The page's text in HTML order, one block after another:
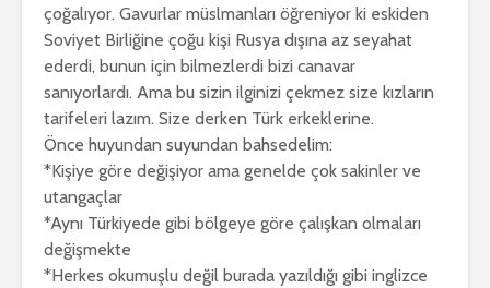
çoğalıyor. Gavurlar müslmanları öğreniyor ki eskiden
Soviyet Birliğine çoğu kişi Rusya dışına az seyahat
ederdi, bunun için bilmezlerdi bizi canavar
sanıyorlardı. Ama bu sizin ilginizi çekmez size kızların
tarifeleri lazım. Size derken Türk erkeklerine.
Önce huyundan suyundan bahsedelim:
*Kişiye göre değişiyor ama genelde çok sakinler ve
utangaçlar
*Aynı Türkiyede gibi bölgeye göre çalışkan olmaları
değişmekte
*Herkes okumuşlu değil burada yazıldığı gibi inglizce